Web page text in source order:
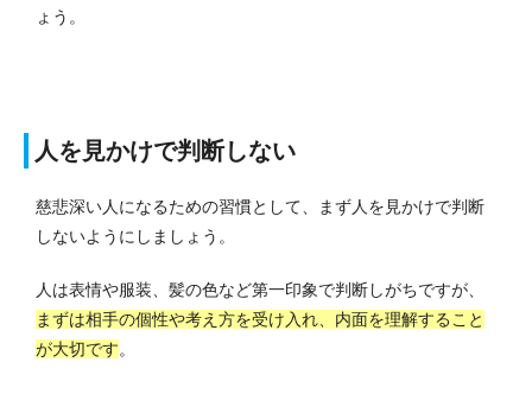
ょう。
人を見かけで判断しない
慈悲深い人になるための習慣として、まず人を見かけで判断
しないようにしましょう。
人は表情や服装、髪の色など第一印象で判断しがちですが、
まずは相手の個性や考え方を受け入れ、内面を理解すること
が大切です。